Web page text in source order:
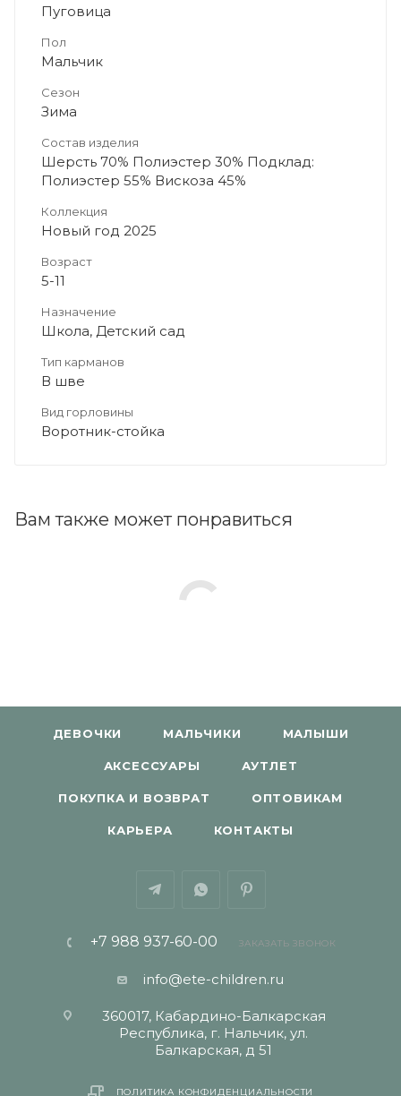
Пуговица
Пол
Мальчик
Сезон
Зима
Состав изделия
Шерсть 70% Полиэстер 30% Подклад:
Полиэстер 55% Вискоза 45%
Коллекция
Новый год 2025
Возраст
5-11
Назначение
Школа, Детский сад
Тип карманов
В шве
Вид горловины
Воротник-стойка
Вам также может понравиться
ДЕВОЧКИ МАЛЬЧИКИ МАЛЫШИ
АКСЕССУАРЫ АУТЛЕТ
ПОКУПКА И ВОЗВРАТ ОПТОВИКАМ
КАРЬЕРА КОНТАКТЫ
+7 988 937-60-00 ЗАКАЗАТЬ ЗВОНОК
info@ete-children.ru
360017, Кабардино-Балкарская
Республика, г. Нальчик, ул.
Балкарская, д 51
ПОЛИТИКА КОНФИДЕНЦИАЛЬНОСТИ